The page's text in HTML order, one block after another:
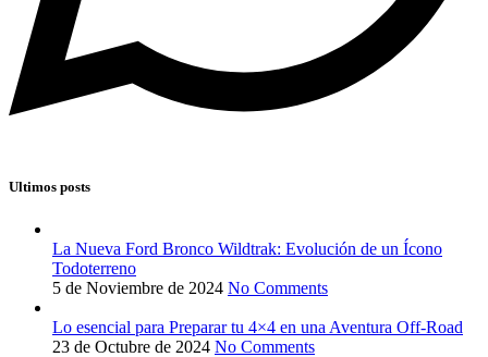
Ultimos posts
La Nueva Ford Bronco Wildtrak: Evolución de un Ícono
Todoterreno
5 de Noviembre de 2024 No Comments
Lo esencial para Preparar tu 4×4 en una Aventura Off-Road
23 de Octubre de 2024 No Comments